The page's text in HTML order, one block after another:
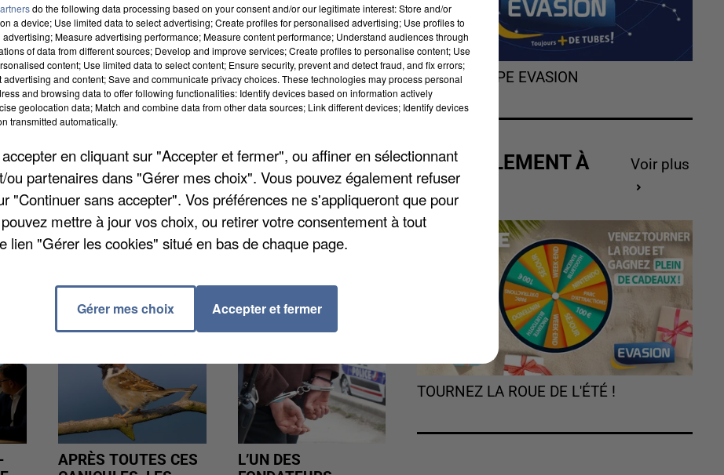
exceptionnel » pour limiter au maximum les risques de
promet « une grande fermeté à l'égard de ceux
ne circuleront plus après 22h durant ces deux jours.
APRÈS TOUTES CES
L’UN DES
L'HOROSCOPE EVASION
ACTUELLEMENT À
GAGNER
Voir plus
TOURNEZ LA ROUE DE L'ÉTÉ !
do the following data processing based on your consent and/or our legitimate interest: Store and/or
a device; Use limited data to select advertising; Create profiles for personalised advertising; Use profiles to
Measure advertising performance; Measure content performance; Understand audiences through
of data from different sources; Develop and improve services; Create profiles to personalise content; Use
content; Use limited data to select content; Ensure security, prevent and detect fraud, and fix errors;
advertising and content; Save and communicate privacy choices. These technologies may process personal
and browsing data to offer following functionalities: Identify devices based on information actively
geolocation data; Match and combine data from other data sources; Link different devices; Identify devices
transmitted automatically.
en cliquant sur "Accepter et fermer", ou affiner en sélectionnant
ou partenaires dans "Gérer mes choix". Vous pouvez également refuser
"Continuer sans accepter". Vos préférences ne s'appliqueront que pour
mettre à jour vos choix, ou retirer votre consentement à tout
lien "Gérer les cookies" situé en bas de chaque page.
Gérer mes choix Accepter et fermer